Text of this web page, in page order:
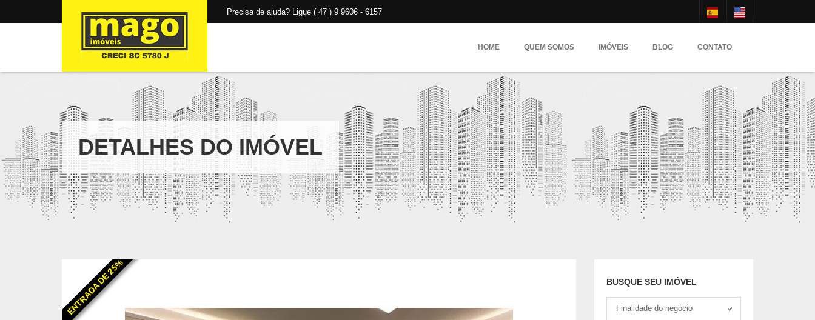
Precisa de ajuda? Ligue ( 47 ) 9 9606 - 6157
HOME QUEM SOMOS IMÓVEIS BLOG CONTATO
DETALHES DO IMÓVEL
ENTRADA DE 25% ENTRADA DE 25%
BUSQUE SEU IMÓVEL
Tipo negociação
Finalidade do negócio